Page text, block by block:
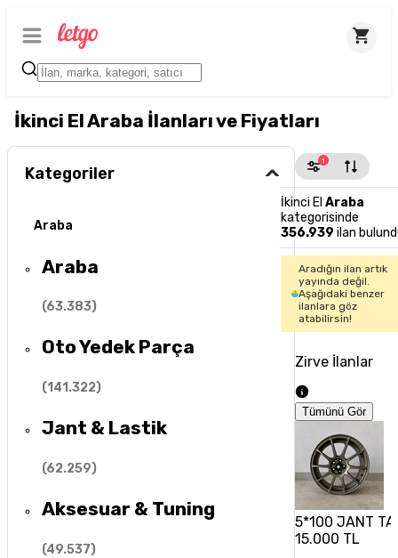
İkinci El Araba İlanları ve Fiyatları
Kategoriler
Araba
Araba
(63.383)
Oto Yedek Parça
(141.322)
Jant & Lastik
(62.259)
Aksesuar & Tuning
(49.537)
1
İkinci El Araba
kategorisinde
356.939 ilan
Aradığın ilan artık
yayında değil.
Aşağıdaki benzer
ilanlara göz
atabilirsin!
Zirve İlanlar
Tümünü Gör
5*100 JANT
15.000 TL